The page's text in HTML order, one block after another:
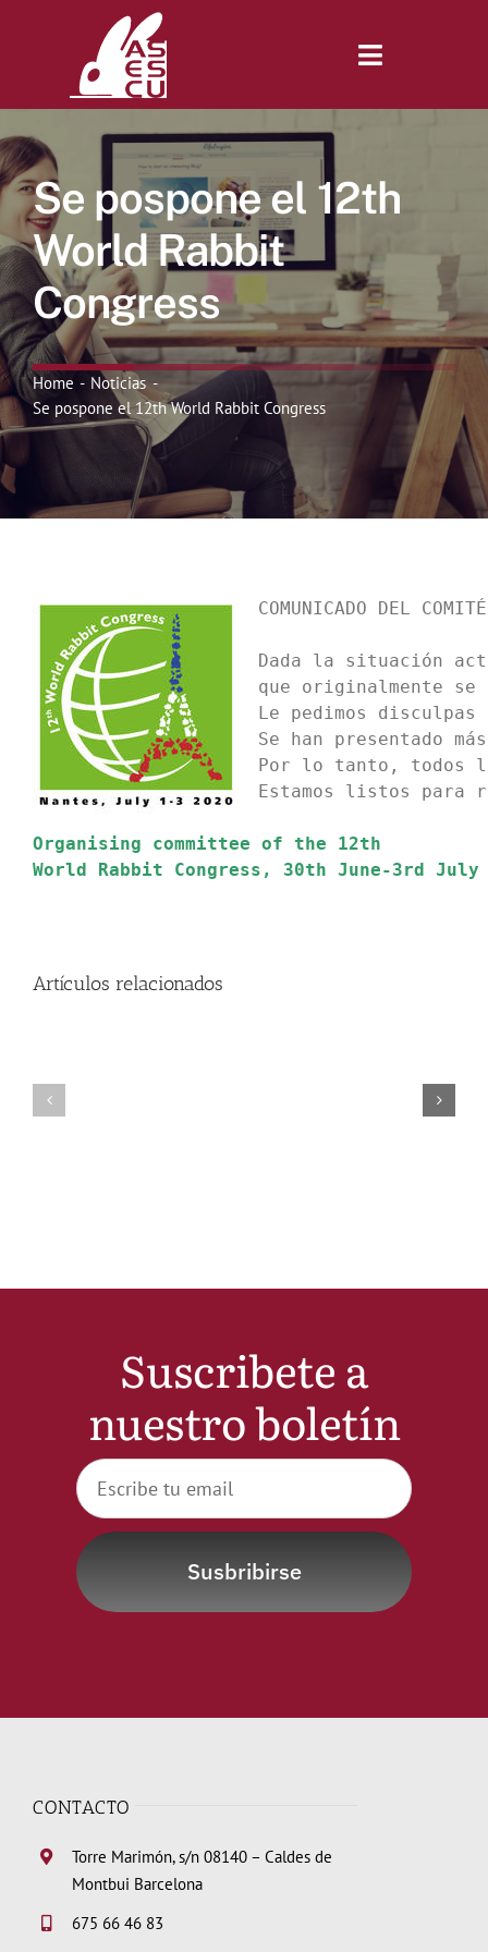
Toggle
Inicio
Revista
Tienda
Lonjas
Symposiums
Noticias
Contactar
WooCommerce My Account
WooCommerce Cart
Se pospone el 12th
World Rabbit
Congress
Home
Noticias
Se pospone el 12th World Rabbit Congress
COMUNICADO DEL
Dada la situación
que originalmente
Le pedimos
Se han presentado
Por lo tanto, todos
Estamos listos para
Organising committee of the 12th
World Rabbit Congress, 30th June-3rd July
Artículos relacionados
Suscribete a
nuestro boletín
Susbribirse
CONTACTO
Torre Marimón, s/n 08140 – Caldes de
Montbui Barcelona
675 66 46 83